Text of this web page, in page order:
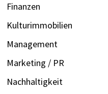
Finanzen
Kulturimmobilien
Management
Marketing / PR
Nachhaltigkeit